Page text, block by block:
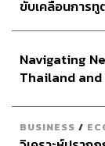
ขับเคลื่อนการทู
Navigating
Thailand
BUSINESS /